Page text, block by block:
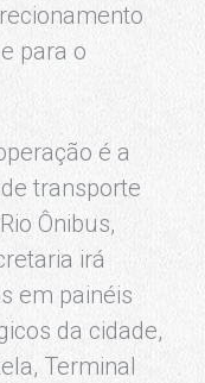
para o
é a
transporte
Ônibus,
irá
em painéis
da cidade,
Terminal